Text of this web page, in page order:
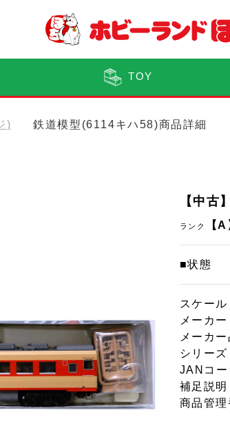
TOY
) 鉄道模型(6114キハ58)商品詳細
【中古
ランク 【A
■状態
スケール
メーカー
メーカ
シリーズ
JANコー
補足説明
商品管理